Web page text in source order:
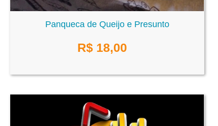
Panqueca de Queijo e Presunto
R$ 18,00